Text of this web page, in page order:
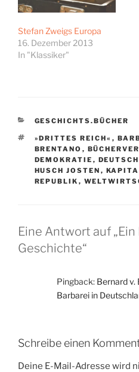
Stefan Zweigs Europa
16. Dezember 2013
In "Klassiker"
KATEGORIEN
GESCHICHTS.BÜCHER
SCHLAGWÖRTER
»DRITTES REICH« ,
BRENTANO ,
DEMOKRATIE ,
HUSCH JOSTEN ,
REPUBLIK ,
Eine Antwort auf
Geschichte“
Pingback: Bernard v.
Barbarei in
Schreibe einen
Deine E-Mail-Adresse wird